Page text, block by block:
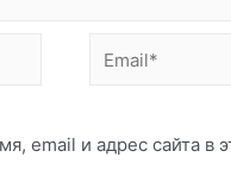
Email*
email и адрес сайта